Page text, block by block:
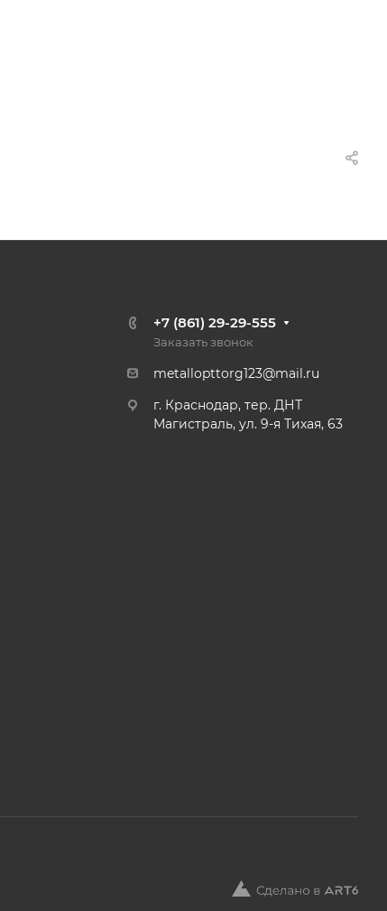
+7 (861) 29-29-555
Заказать звонок
metallopttorg123@mail.ru
г. Краснодар, тер. ДНТ
Магистраль, ул. 9-я Тихая, 63